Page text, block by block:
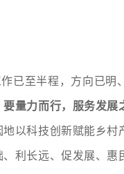
已至半程，方向已
要量力而行，服务发展
以科技创新赋能乡村
利长远、促发展、